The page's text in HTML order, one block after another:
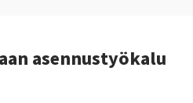
asennustyökalu